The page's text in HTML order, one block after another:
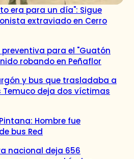
era para un día": Sigue
extraviado en Cerro
preventiva para el "Guatón
robando en Peñaflor
y bus que trasladaba a
Temuco deja dos víctimas
Hombre fue
bus Red
nacional deja 656